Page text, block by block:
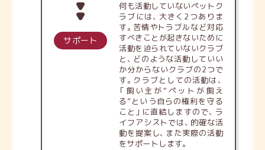
サポート
何も活動していないペットク
ラブには、大きく2つありま
す。苦情やトラブルなど対応
すべきことが起きないために
活動を迫られていないクラブ
と 、どのような活動していい
か分からないクラブの2つで
す。クラブとしての活動は 、
「 飼い主が“ペットが飼え
る”という自らの権利を守る
こと 」に直結しますので、ラ
イフアシストでは、的確な活
動を提案し、また実際の活動
をサポートします。